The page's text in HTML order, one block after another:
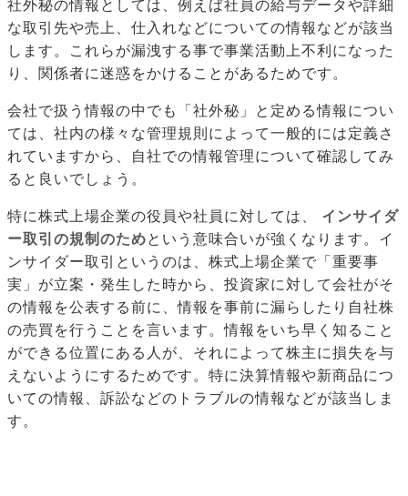
社外秘の情報としては、例えば社員の給与データや詳細
な取引先や売上、仕入れなどについての情報などが該当
します。これらが漏洩する事で事業活動上不利になった
り、関係者に迷惑をかけることがあるためです。
会社で扱う情報の中でも「社外秘」と定める情報につい
ては、社内の様々な管理規則によって一般的には定義さ
れていますから、自社での情報管理について確認してみ
ると良いでしょう。
特に株式上場企業の役員や社員に対しては、
インサイダ
ー取引の規制のためという意味合いが強くなります。イ
ンサイダー取引というのは、株式上場企業で「重要事
実」が立案・発生した時から、投資家に対して会社がそ
の情報を公表する前に、情報を事前に漏らしたり自社株
の売買を行うことを言います。情報をいち早く知ること
ができる位置にある人が、それによって株主に損失を与
えないようにするためです。特に決算情報や新商品につ
いての情報、訴訟などのトラブルの情報などが該当しま
す。